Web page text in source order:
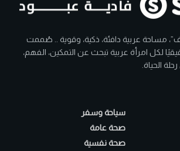
مساحة عربية دافئة، ذكية، وقوية .. صُممت
لكل امرأة عربية تبحث عن التمكين، الفهم،
الحياة.
سياحة وسفر
صحة عامة
صحة نفسية